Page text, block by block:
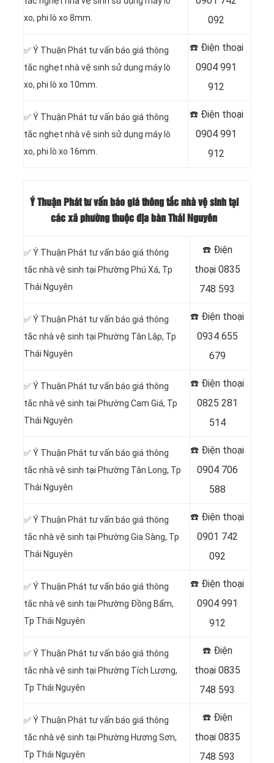
xo, phi lò xo 8mm.
092
✅ Ý Thuận Phát tư vấn báo giá thông
tắc nghẹt nhà vệ sinh sử dụng máy lò
xo, phi lò xo 10mm.
☎️ Điện thoại
0904 991
912
✅ Ý Thuận Phát tư vấn báo giá thông
tắc nghẹt nhà vệ sinh sử dụng máy lò
xo, phi lò xo 16mm.
☎️ Điện thoại
0904 991
912
Ý Thuận Phát tư vấn báo giá thông tắc nhà vệ sinh tại
các xã phường thuộc địa bàn Thái Nguyên
✅ Ý Thuận Phát tư vấn báo giá thông
tắc nhà vệ sinh tại Phường Phú Xá, Tp
Thái Nguyên
☎️ Điện
thoại0835
748 593
✅ Ý Thuận Phát tư vấn báo giá thông
tắc nhà vệ sinh tại Phường Tân Lập, Tp
Thái Nguyên
☎️ Điện thoại
0934 655
679
✅ Ý Thuận Phát tư vấn báo giá thông
tắc nhà vệ sinh tại Phường Cam Giá, Tp
Thái Nguyên
☎️ Điện thoại
0825 281
514
✅ Ý Thuận Phát tư vấn báo giá thông
tắc nhà vệ sinh tại Phường Tân Long, Tp
Thái Nguyên
☎️ Điện thoại
0904 706
588
✅ Ý Thuận Phát tư vấn báo giá thông
tắc nhà vệ sinh tại Phường Gia Sàng, Tp
Thái Nguyên
☎️ Điện thoại
0901 742
092
✅ Ý Thuận Phát tư vấn báo giá thông
tắc nhà vệ sinh tại Phường Đồng Bẩm,
Tp Thái Nguyên
☎️ Điện thoại
0904 991
912
✅ Ý Thuận Phát tư vấn báo giá thông
tắc nhà vệ sinh tại Phường Tích Lương,
Tp Thái Nguyên
☎️ Điện
thoại0835
748 593
✅ Ý Thuận Phát tư vấn báo giá thông
tắc nhà vệ sinh tại Phường Hương Sơn,
Tp Thái Nguyên
☎️ Điện
thoại0835
748 593